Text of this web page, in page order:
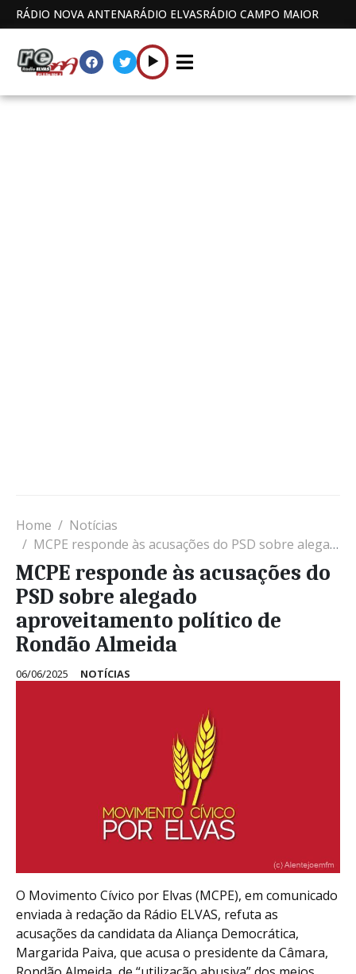
RÁDIO NOVA ANTENARÁDIO ELVASRÁDIO CAMPO MAIOR
Home
Notícias
MCPE responde às acusações do PSD sobre alegado aproveitamento político de Rondão Almeida
MCPE responde às acusações do
PSD sobre alegado
aproveitamento político de
Rondão Almeida
06/06/2025 NOTÍCIAS
O Movimento Cívico por Elvas (MCPE), em comunicado
enviada à redação da Rádio ELVAS, refuta as
acusações da candidata da Aliança Democrática,
Margarida Paiva, que acusa o presidente da Câmara,